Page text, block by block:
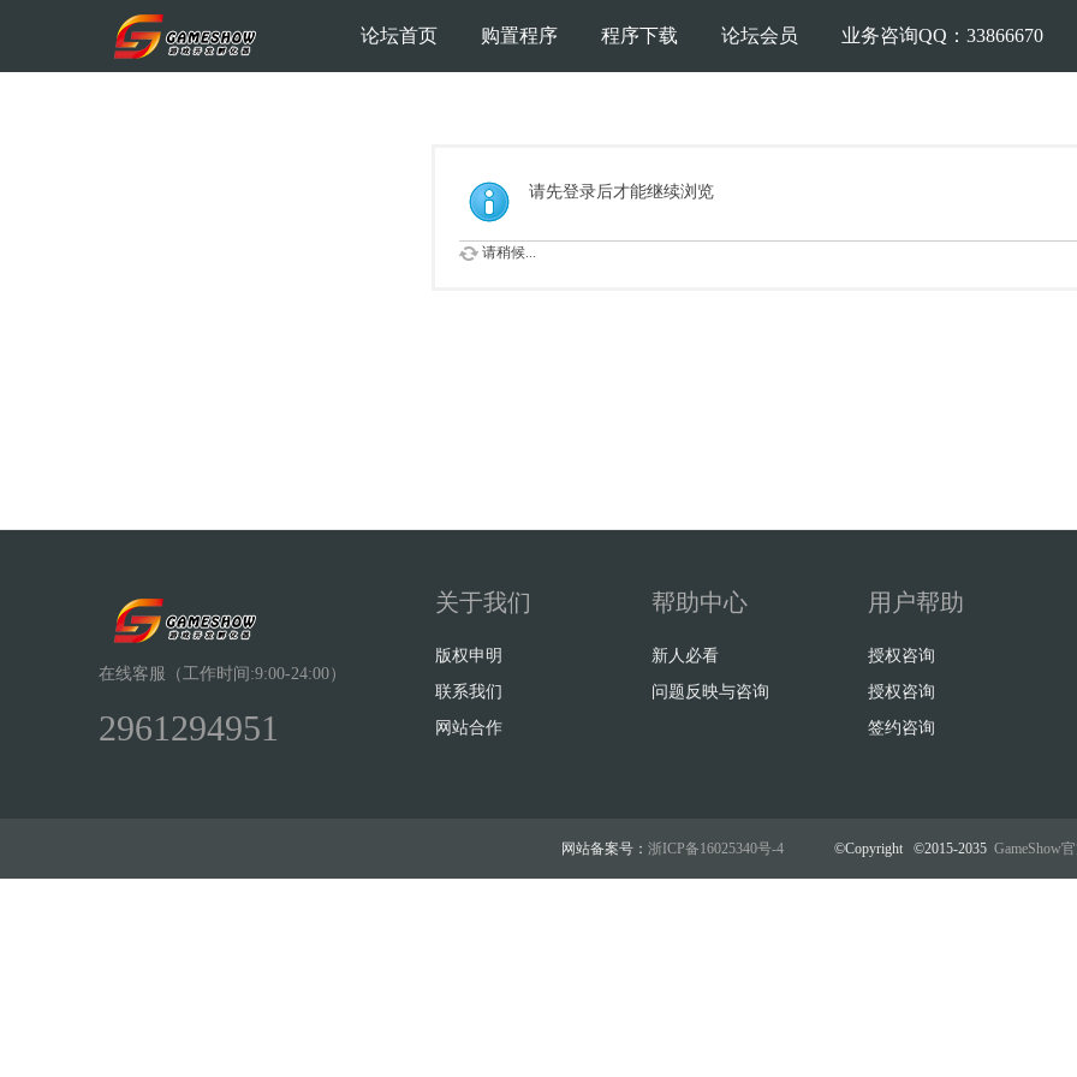
论坛首页 购置程序 程序下载 论坛会员 业务咨询QQ：33866670
请先登录后才能继续浏览
请稍候...
在线客服（工作时间:9:00-24:00）
2961294951
关于我们
版权申明
联系我们
网站合作
帮助中心
新人必看
问题反映与咨询
用户帮助
授权咨询
授权咨询
签约咨询
网站备案号： 浙ICP备16025340号-4 ©Copyright ©2015-2035 GameShow